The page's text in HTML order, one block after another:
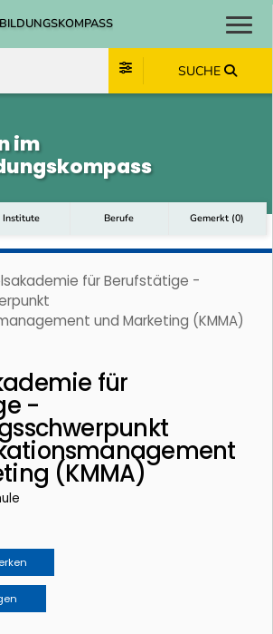
SUCHE
im
Institute Berufe Gemerkt (0)
für Berufstätige -
und Marketing (KMMA)
für
-
(KMMA)